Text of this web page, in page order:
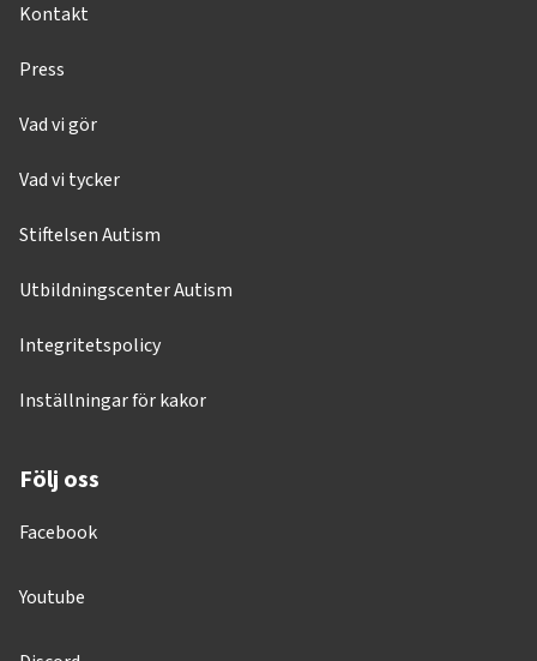
Kontakt
Press
Vad vi gör
Vad vi tycker
Stiftelsen Autism
Utbildningscenter Autism
Integritetspolicy
Inställningar för kakor
Följ oss
Facebook
Youtube